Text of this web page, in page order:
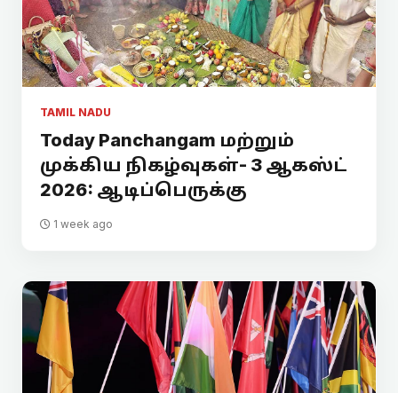
TAMIL NADU
Today Panchangam மற்றும்
முக்கிய நிகழ்வுகள்- 3 ஆகஸ்ட்
2026: ஆடிப்பெருக்கு
1 week ago